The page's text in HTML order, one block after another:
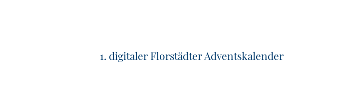
1. digitaler Florstädter Adventskalender